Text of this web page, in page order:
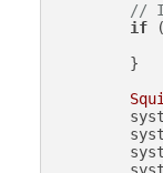
//
if
        }